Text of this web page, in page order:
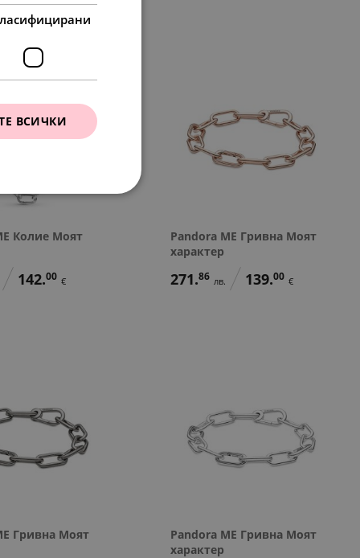
Колие Моят
142.00 €
Pandora ME Гривна Моят
характер
271.86 лв. 139.00 €
Гривна Моят
Pandora ME Гривна Моят
характер
ВСИЧКИ